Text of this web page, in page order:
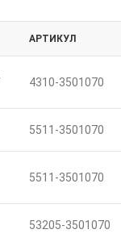
АРТИКУЛ
4310-3501070
5511-3501070
5511-3501070
53205-3501070